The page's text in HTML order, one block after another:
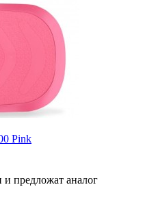
Pink
предложат аналог